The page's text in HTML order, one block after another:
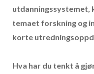
utdanningssystemet,
temaet forskning og
korte
Hva har du tenkt å